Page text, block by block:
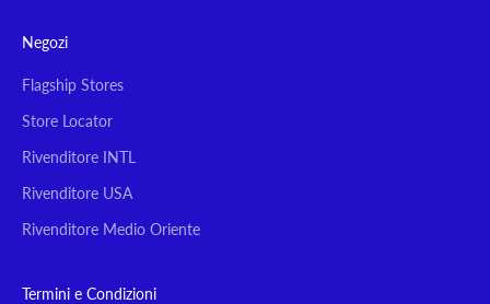
Negozi
Flagship Stores
Store Locator
Rivenditore INTL
Rivenditore USA
Rivenditore Medio Oriente
Termini e Condizioni